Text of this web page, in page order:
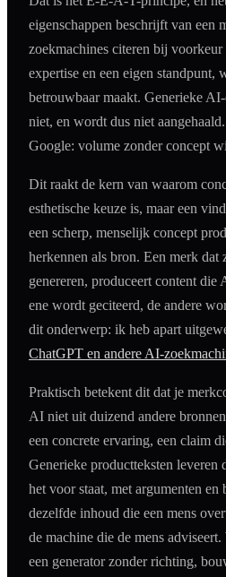
eigenschappen beschrijft van een
zoekmachines citeren bij voorkeur
expertise en een eigen standpunt,
betrouwbaar maakt. Generieke
niet, en wordt dus niet
Google: volume zonder concept
Dit raakt de kern van waarom
esthetische keuze is, maar een
een scherp, menselijk concept
herkennen als bron. Een merk
genereren, produceert content
ene wordt geciteerd, de andere
dit onderwerp: ik heb apart
ChatGPT en andere AI-
Praktisch betekent dit dat je
AI niet uit duizend andere
een concrete ervaring, een claim
Generieke productteksten leveren
het voor staat, met argumenten
dezelfde inhoud die een mens
de machine die de mens
een generator zonder richting,